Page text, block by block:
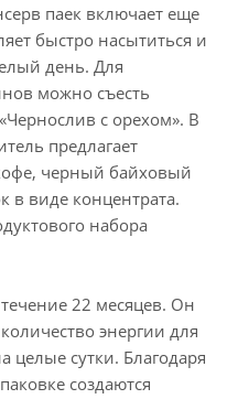
паек включает еще
быстро насытиться и
день. Для
можно съесть
с орехом». В
предлагает
черный байховый
виде концентрата.
набора
22 месяцев. Он
энергии для
целые сутки. Благодаря
создаются